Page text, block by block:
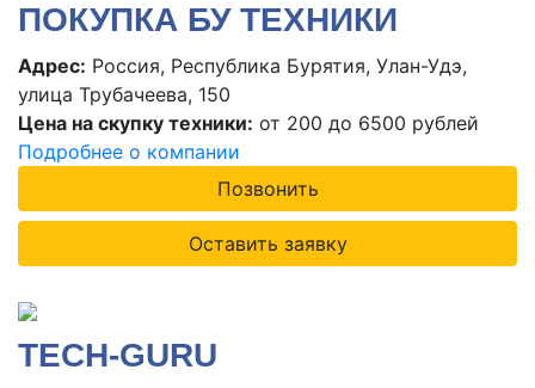
ПОКУПКА БУ ТЕХНИКИ
Адрес: Россия, Республика Бурятия, Улан-Удэ,
улица Трубачеева, 150
Цена на скупку техники: от 200 до 6500 рублей
Подробнее о компании
Позвонить
Оставить заявку
TECH-GURU